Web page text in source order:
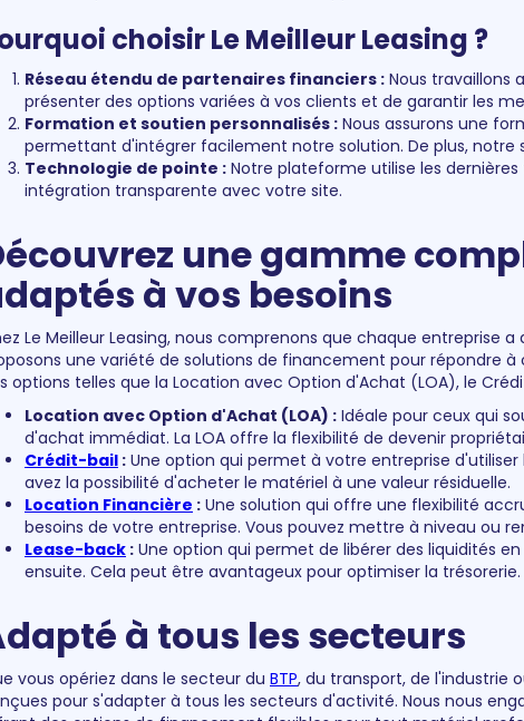
choisir Le Meilleur Leasing ?
Réseau étendu de partenaires financiers : Nous travaillons
présenter des options variées à vos clients et de garantir les
Formation et soutien personnalisés : Nous assurons une
permettant d'intégrer facilement notre solution. De plus, notre
Technologie de pointe : Notre plateforme utilise les
intégration transparente avec votre site.
une gamme
à vos besoins
Le Meilleur Leasing, nous comprenons que chaque entreprise
une variété de solutions de financement pour répondre
options telles que la Location avec Option d'Achat (LOA), le
Location avec Option d'Achat (LOA) : Idéale pour ceux qui
d'achat immédiat. La LOA offre la flexibilité de devenir
Crédit-bail : Une option qui permet à votre entreprise
avez la possibilité d'acheter le matériel à une valeur résiduelle.
Location Financière : Une solution qui offre une flexibilité
besoins de votre entreprise. Vous pouvez mettre à niveau ou
Lease-back : Une option qui permet de libérer des liquidités
ensuite. Cela peut être avantageux pour optimiser la trésorerie.
à tous les secteurs
vous opériez dans le secteur du BTP, du transport, de l'industrie
pour s'adapter à tous les secteurs d'activité. Nous nous